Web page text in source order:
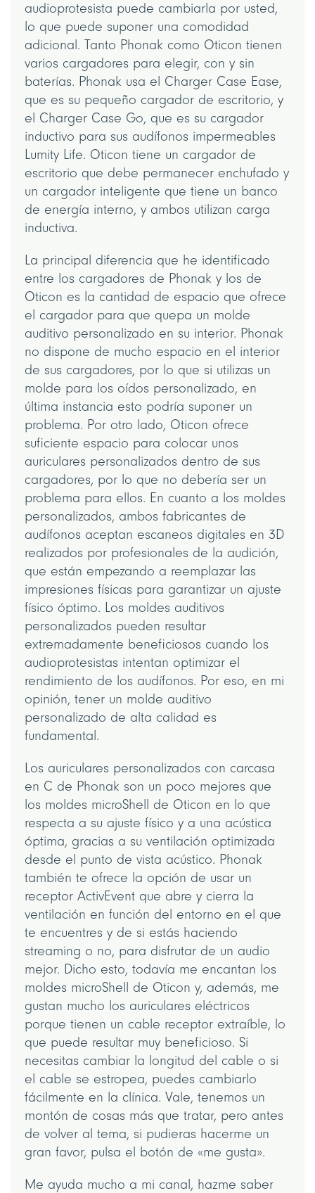
audioprotesista puede cambiarla por usted,
lo que puede suponer una comodidad
adicional. Tanto Phonak como Oticon tienen
varios cargadores para elegir, con y sin
baterías. Phonak usa el Charger Case Ease,
que es su pequeño cargador de escritorio, y
el Charger Case Go, que es su cargador
inductivo para sus audífonos impermeables
Lumity Life. Oticon tiene un cargador de
escritorio que debe permanecer enchufado y
un cargador inteligente que tiene un banco
de energía interno, y ambos utilizan carga
inductiva.
La principal diferencia que he identificado
entre los cargadores de Phonak y los de
Oticon es la cantidad de espacio que ofrece
el cargador para que quepa un molde
auditivo personalizado en su interior. Phonak
no dispone de mucho espacio en el interior
de sus cargadores, por lo que si utilizas un
molde para los oídos personalizado, en
última instancia esto podría suponer un
problema. Por otro lado, Oticon ofrece
suficiente espacio para colocar unos
auriculares personalizados dentro de sus
cargadores, por lo que no debería ser un
problema para ellos. En cuanto a los moldes
personalizados, ambos fabricantes de
audífonos aceptan escaneos digitales en 3D
realizados por profesionales de la audición,
que están empezando a reemplazar las
impresiones físicas para garantizar un ajuste
físico óptimo. Los moldes auditivos
personalizados pueden resultar
extremadamente beneficiosos cuando los
audioprotesistas intentan optimizar el
rendimiento de los audífonos. Por eso, en mi
opinión, tener un molde auditivo
personalizado de alta calidad es
fundamental.
Los auriculares personalizados con carcasa
en C de Phonak son un poco mejores que
los moldes microShell de Oticon en lo que
respecta a su ajuste físico y a una acústica
óptima, gracias a su ventilación optimizada
desde el punto de vista acústico. Phonak
también te ofrece la opción de usar un
receptor ActivEvent que abre y cierra la
ventilación en función del entorno en el que
te encuentres y de si estás haciendo
streaming o no, para disfrutar de un audio
mejor. Dicho esto, todavía me encantan los
moldes microShell de Oticon y, además, me
gustan mucho los auriculares eléctricos
porque tienen un cable receptor extraíble, lo
que puede resultar muy beneficioso. Si
necesitas cambiar la longitud del cable o si
el cable se estropea, puedes cambiarlo
fácilmente en la clínica. Vale, tenemos un
montón de cosas más que tratar, pero antes
de volver al tema, si pudieras hacerme un
gran favor, pulsa el botón de «me gusta».
Me ayuda mucho a mi canal, hazme saber